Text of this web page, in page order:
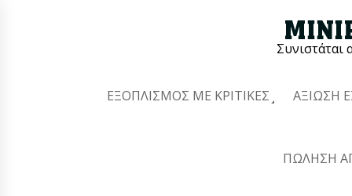
Συνιστάται
ΕΞΟΠΛΙΣΜΌΣ ΜΕ ΚΡΙΤΙΚΈΣ ΑΞΊΩΣΗ
ΠΏΛΗΣΗ